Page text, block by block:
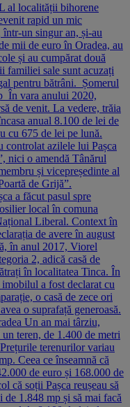
al localității bihorene
rapid un mic
un singur an, și-au
mii de euro în Oradea, au
și au cumpărat două
familiei sale sunt acuzați
pentru bătrâni. Șomerul
În vara anului 2020,
de venit. La vedere, trăia
anual 8.100 de lei de
cu 675 de lei pe lună.
azilele lui Pașca
nici o amendă Tânărul
și vicepreședinte al
de Grijă”.
a făcut pasul spre
local în comuna
Liberal. Context în
de avere în august
în anul 2017, Viorel
2, adică casă de
în localitatea Tinca. În
a fost declarat cu
o casă de zece ori
o suprafață generoasă.
Un an mai târziu,
teren, de 1.400 de metri
terenurilor variau
Ceea ce înseamnă că
de euro și 168.000 de
că soții Pașca reușeau să
de 1.848 mp și să mai facă